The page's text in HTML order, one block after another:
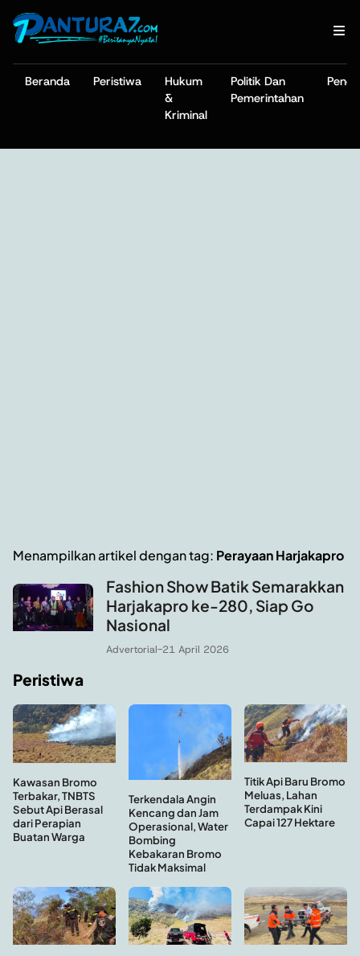
Beranda Peristiwa
Hukum
&
Kriminal
Politik Dan
Pemerintahan
Menampilkan artikel dengan tag: Perayaan Harjakapro
Fashion Show Batik Semarakkan
Harjakapro ke-280, Siap Go
Nasional
Advertorial-21 April 2026
Peristiwa
Kawasan Bromo
Terbakar, TNBTS
Sebut Api Berasal
dari Perapian
Buatan Warga
Terkendala Angin
Kencang dan Jam
Operasional, Water
Bombing
Kebakaran Bromo
Tidak Maksimal
Titik Api Baru Bromo
Meluas, Lahan
Terdampak Kini
Capai 127 Hektare